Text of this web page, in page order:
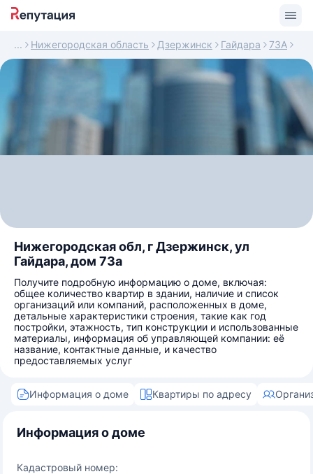
Нижегородская область Дзержинск Гайдара 73А
Нижегородская обл, г Дзержинск, ул
Гайдара, дом 73а
Получите подробную информацию о доме, включая:
общее количество квартир в здании, наличие и список
организаций или компаний, расположенных в доме,
детальные характеристики строения, такие как год
постройки, этажность, тип конструкции и использованные
материалы, информация об управляющей компании: её
название, контактные данные, и качество
предоставляемых услуг
Информация о доме Квартиры по адресу
Информация о доме
Кадастровый номер: